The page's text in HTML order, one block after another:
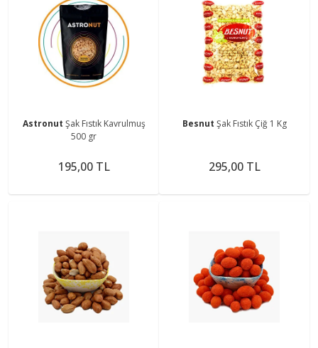
Astronut Şak Fıstık Kavrulmuş
500 gr
195,00 TL
Besnut Şak Fıstık Çiğ 1 Kg
295,00 TL